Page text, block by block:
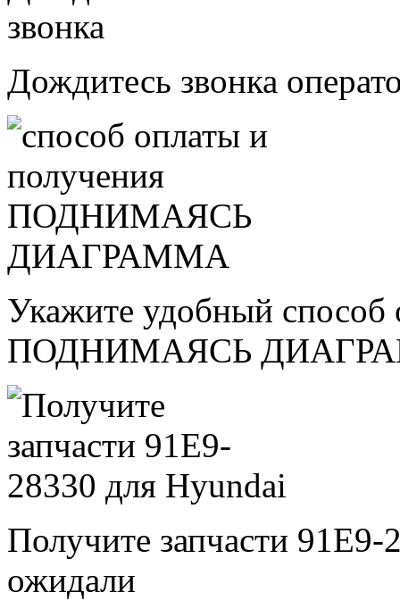
Дождитесь звонка
Укажите удобный способ
ПОДНИМАЯСЬ
Получите запчасти
ожидали